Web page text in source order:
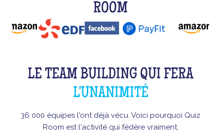
ROOM
LE TEAM BUILDING QUI FERA
L'UNANIMITÉ
36 000 équipes l'ont déjà vécu. Voici pourquoi Quiz
Room est l'activité qui fédère vraiment.